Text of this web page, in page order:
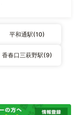
平和通駅(10)
香春口三萩野駅(9)